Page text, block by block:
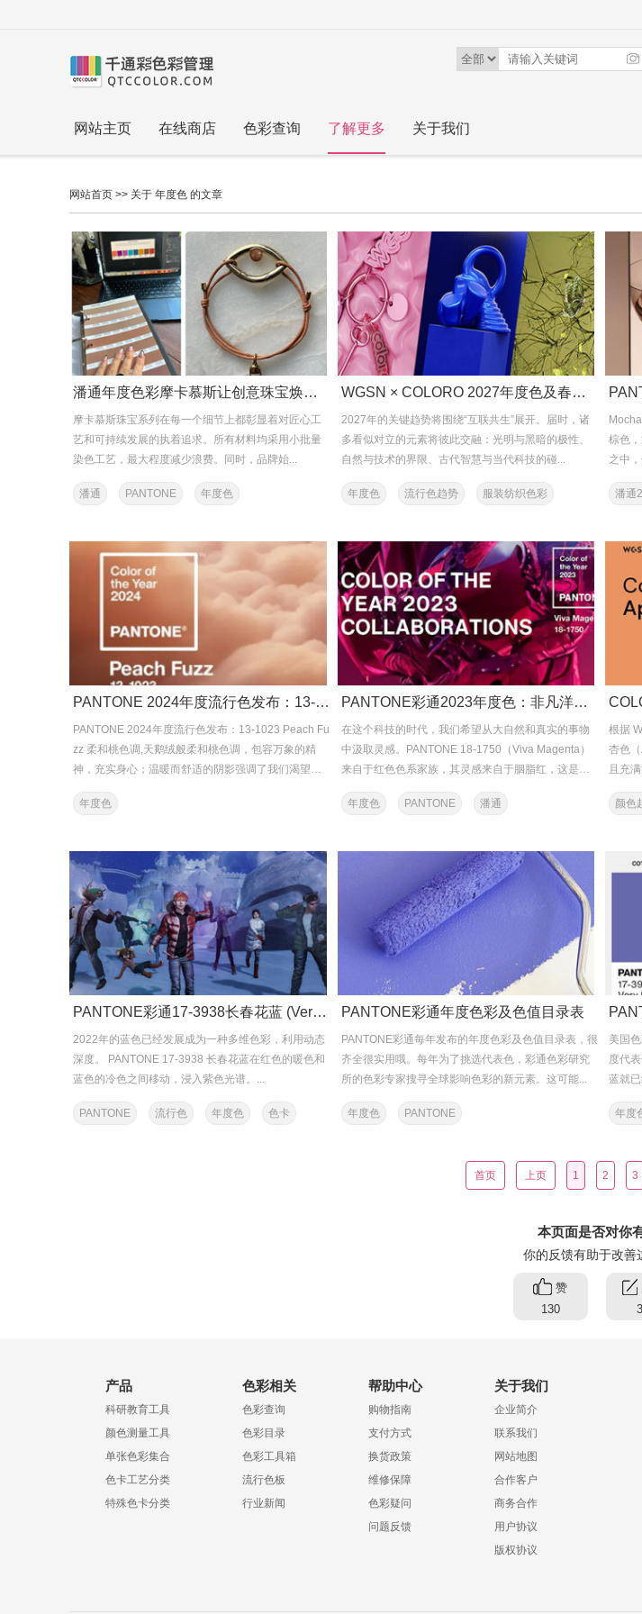
网站主页 在线商店 色彩查询 了解更多 关于我们
网站首页 >> 关于 年度色 的文章
潘通年度色彩摩卡慕斯让创意珠宝焕发新生，佩戴意义非凡
摩卡慕斯珠宝系列在每一个细节上都彰显着对匠心工
艺和可持续发展的执着追求。所有材料均采用小批量
染色工艺，最大程度减少浪费。同时，品牌始...
潘通 PANTONE 年度色
WGSN × COLORO 2027年度色及春夏关键色
2027年的关键趋势将围绕“互联共生”展开。届时，诸
多看似对立的元素将彼此交融：光明与黑暗的极性、
自然与技术的界限、古代智慧与当代科技的碰...
年度色 流行色趋势 服装纺织色彩
棕色
之中
潘通
PANTONE 2024年度流行色发布：13-1023 Peach Fuzz 柔和桃色调
PANTONE 2024年度流行色发布：13-1023 Peach Fu
zz 柔和桃色调,天鹅绒般柔和桃色调，包容万象的精
神，充实身心；温暖而舒适的阴影强调了我们渴望与
年度色
PANTONE彩通2023年度色：非凡洋红（18-1750）
在这个科技的时代，我们希望从大自然和真实的事物
中汲取灵感。PANTONE 18-1750（Viva Magenta）
来自于红色色系家族，其灵感来自于胭脂红，这是属
年度色
PANTONE 潘通
根据
杏色
且充
颜色
PANTONE彩通17-3938长春花蓝 (Very Peri)应用的多面性
2022年的蓝色已经发展成为一种多维色彩，利用动态
深度。 PANTONE 17-3938 长春花蓝在红色的暖色和
蓝色的冷色之间移动，浸入紫色光谱。...
PANTONE 流行色 年度色 色卡
PANTONE彩通年度色彩及色值目录表
PANTONE彩通每年发布的年度色彩及色值目录表，很
齐全很实用哦。每年为了挑选代表色，彩通色彩研究
所的色彩专家搜寻全球影响色彩的新元素。这可能...
年度色 PANTONE
美国
度代
蓝就
年度
首页 上页 1 2 3
本页面是否对你
你的反馈有助于改善
赞
130
产品
科研教育工具
颜色测量工具
单张色彩集合
色卡工艺分类
特殊色卡分类
色彩相关
色彩查询
色彩目录
色彩工具箱
流行色板
行业新闻
帮助中心
购物指南
支付方式
换货政策
维修保障
色彩疑问
问题反馈
关于我们
企业简介
联系我们
网站地图
合作客户
商务合作
用户协议
版权协议